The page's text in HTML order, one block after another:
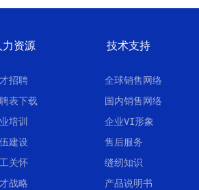
力资源
招聘
表下载
培训
建设
关怀
战略
技术支持
全球销售网络
国内销售网络
企业VI形象
售后服务
缝纫知识
产品说明书